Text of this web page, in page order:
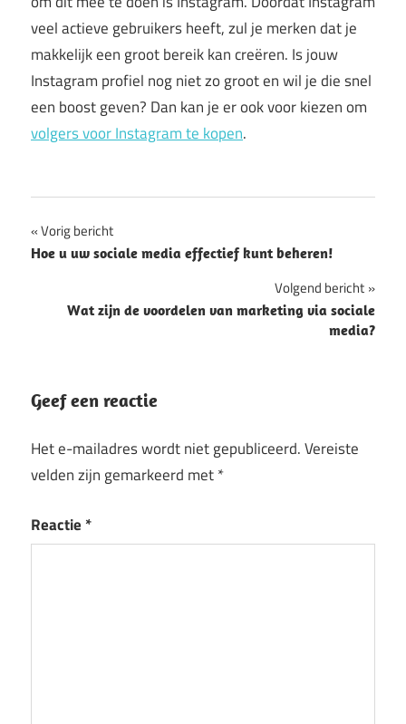
veel actieve gebruikers heeft, zul je merken dat je
makkelijk een groot bereik kan creëren. Is jouw
Instagram profiel nog niet zo groot en wil je die snel
een boost geven? Dan kan je er ook voor kiezen om
volgers voor Instagram te kopen.
Bericht
navigatie
Vorig bericht
Hoe u uw sociale media effectief kunt beheren!
Volgend bericht
Wat zijn de voordelen van marketing via sociale
media?
Geef een reactie
Het e-mailadres wordt niet gepubliceerd.Vereiste
velden zijn gemarkeerd met*
Reactie *